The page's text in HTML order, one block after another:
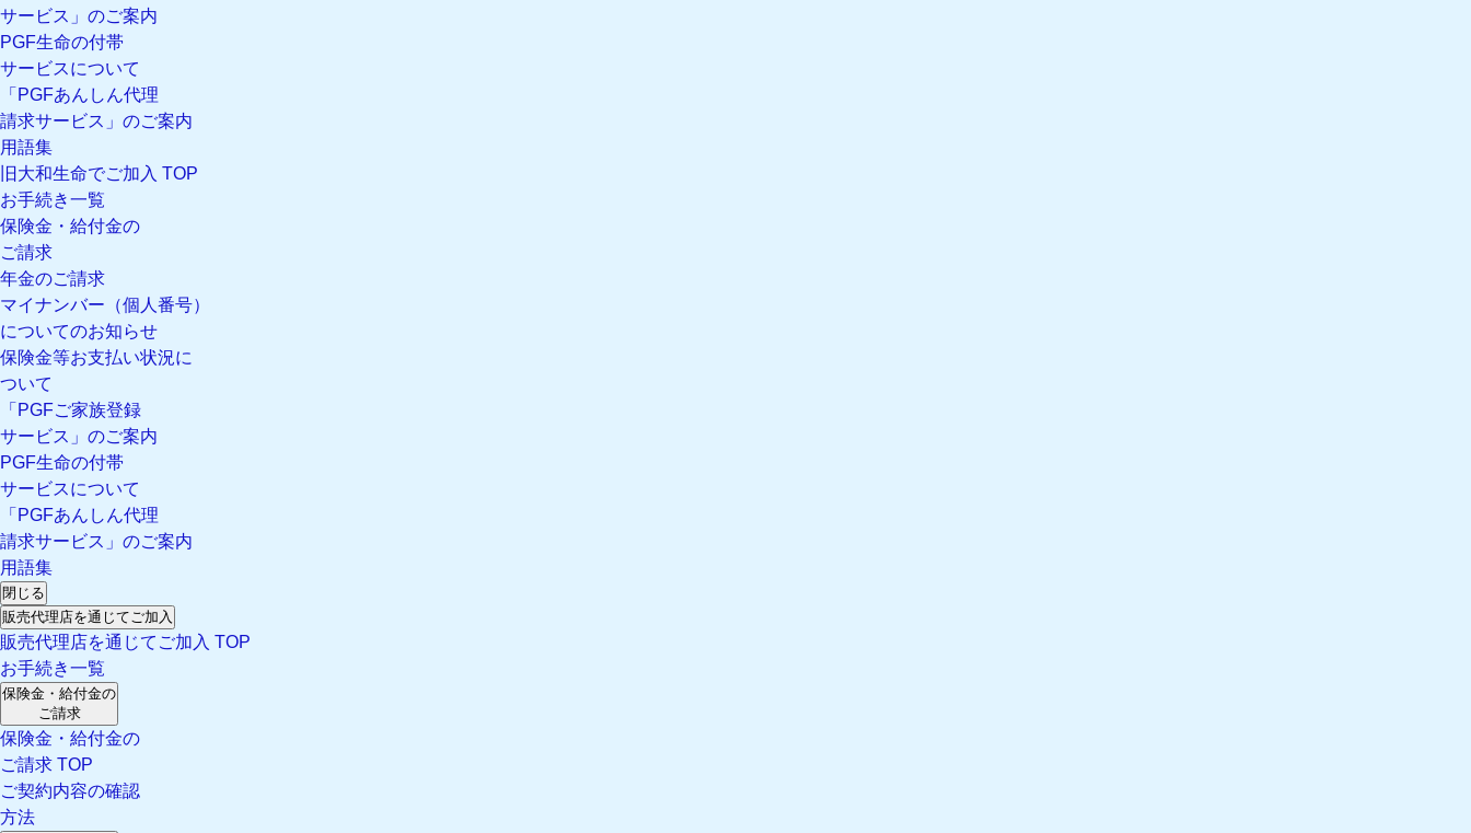
サービス」のご案内
PGF生命の付帯
サービスについて
「PGFあんしん代理
請求サービス」のご案内
用語集
旧大和生命でご加入 TOP
お手続き一覧
保険金・給付金の
ご請求
年金のご請求
マイナンバー（個人番号）
についてのお知らせ
保険金等お支払い状況に
ついて
「PGFご家族登録
サービス」のご案内
PGF生命の付帯
サービスについて
「PGFあんしん代理
請求サービス」のご案内
用語集
閉じる
販売代理店を通じてご加入
販売代理店を通じてご加入 TOP
お手続き一覧
保険金・給付金の
ご請求
保険金・給付金の
ご請求 TOP
ご契約内容の確認
方法